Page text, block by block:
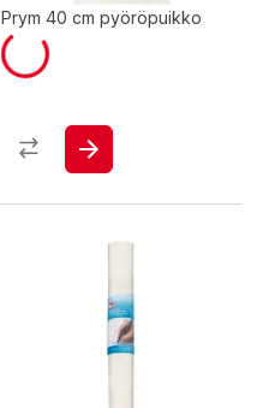
Prym 40 cm pyöröpuikko